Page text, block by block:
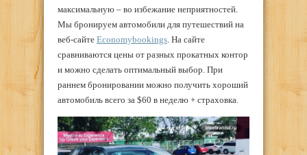
максимальную – во избежание неприятностей.
Мы бронируем автомобили для путешествий на
веб-сайте Economybookings . На сайте
сравниваются цены от разных прокатных контор
и можно сделать оптимальный выбор. При
раннем бронировании можно получить хороший
автомобиль всего за $60 в неделю + страховка.